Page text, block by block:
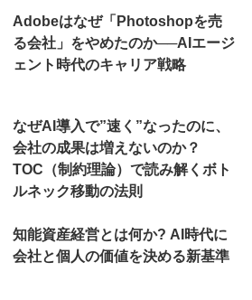
Adobeはなぜ「Photoshopを売
る会社」をやめたのか──AIエージ
ェント時代のキャリア戦略
なぜAI導入で”速く”なったのに、
会社の成果は増えないのか？
TOC（制約理論）で読み解くボト
ルネック移動の法則
知能資産経営とは何か? AI時代に
会社と個人の価値を決める新基準